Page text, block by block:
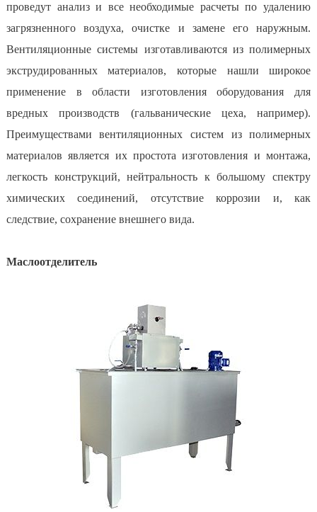
проведут анализ и все необходимые расчеты по удалению
загрязненного воздуха, очистке и замене его наружным.
Вентиляционные системы изготавливаются из полимерных
экструдированных материалов, которые нашли широкое
применение в области изготовления оборудования для
вредных производств (гальванические цеха, например).
Преимуществами вентиляционных систем из полимерных
материалов является их простота изготовления и монтажа,
легкость конструкций, нейтральность к большому спектру
химических соединений, отсутствие коррозии и, как
следствие, сохранение внешнего вида.
Маслоотделитель